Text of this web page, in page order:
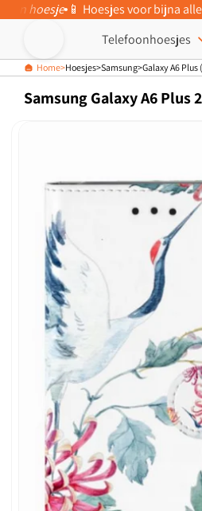
Meteen naar
hoesje📱 Hoesjes voor bijna
Telefoonhoesjes
Home Hoesjes Samsung Galaxy A6 Plus
Samsung Galaxy A6 Plus